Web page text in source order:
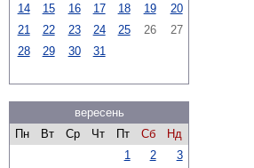
14
15 16 17 18 19
20
21
22 23 24 25 26
27
28
29 30 31
вересень
Пн
Вт Ср Чт Пт Сб
Нд
1
2
3